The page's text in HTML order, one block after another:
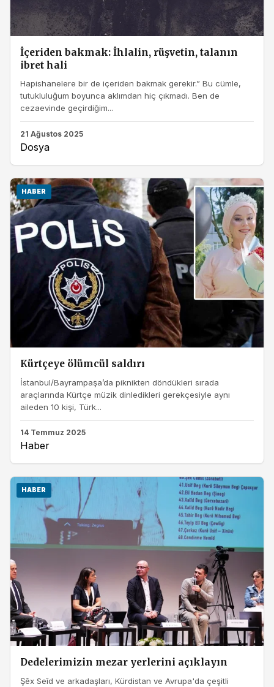
İçeriden bakmak: İhlalin, rüşvetin, talanın
ibret hali
Hapishanelere bir de içeriden bakmak gerekir.” Bu cümle,
tutukluluğum boyunca aklımdan hiç çıkmadı. Ben de
cezaevinde geçirdiğim...
21 Ağustos 2025
Dosya
HABER
Kürtçeye ölümcül saldırı
İstanbul/Bayrampaşa’da piknikten döndükleri sırada
araçlarında Kürtçe müzik dinledikleri gerekçesiyle aynı
aileden 10 kişi, Türk...
14 Temmuz 2025
Haber
HABER
Dedelerimizin mezar yerlerini açıklayın
Şêx Seîd ve arkadaşları, Kürdistan ve Avrupa'da çeşitli